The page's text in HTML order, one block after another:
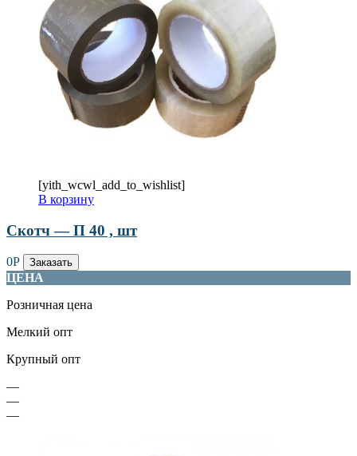
[yith_wcwl_add_to_wishlist]
В корзину
Скотч — П 40 , шт
0Р Заказать
ЦЕНА
Розничная цена
Мелкий опт
Крупный опт
—
—
—